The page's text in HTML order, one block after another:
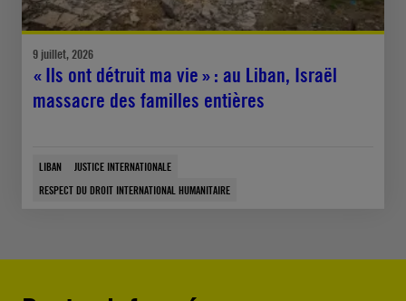
9 juillet, 2026
« Ils ont détruit ma vie » : au Liban, Israël
massacre des familles entières
LIBAN
JUSTICE INTERNATIONALE
RESPECT DU DROIT INTERNATIONAL HUMANITAIRE